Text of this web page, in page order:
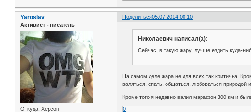
Поделиться05.07.2014 00:10
Yaroslav
Активист - писатель
Откуда: Херсон
Николаевич написал(а):
Сейчас, в такую жару, лучше ездить куда-
На самом деле жара не для всех так критична.
валяться, спать, общаться, любоваться природой
Кроме того я недавно валил марафон 300 км и
0